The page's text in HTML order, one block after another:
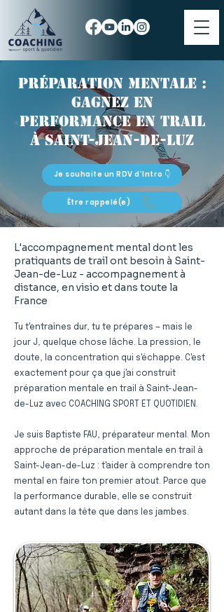
Préparation mentale :
gagnez en
performance en trail
à Saint-Jean-de-Luz
Je souhaite un RDV d'Intro 👇
Être rappelé(e)
L'accompagnement mental dont les
pratiquants de trail ont besoin à Saint-
Jean-de-Luz - accompagnement à
distance, en visio et dans toute la
France
Tu t'entraînes dur, tu te prépares — mais le
jour J, quelque chose lâche. La pression, le
doute, la concentration qui s'échappe. C'est
exactement pour ça que j'ai construit
préparation mentale en trail à Saint-Jean-
de-Luz avec COACHING SPORT ET QUOTIDIEN.
Je suis Baptiste FAU, préparateur mental. Mon
approche de préparation mentale en trail à
Saint-Jean-de-Luz : t'aider à comprendre ton
mental en faire ton premier atout. Parce que
la performance durable, elle se construit
autant dans la tête que dans les jambes.